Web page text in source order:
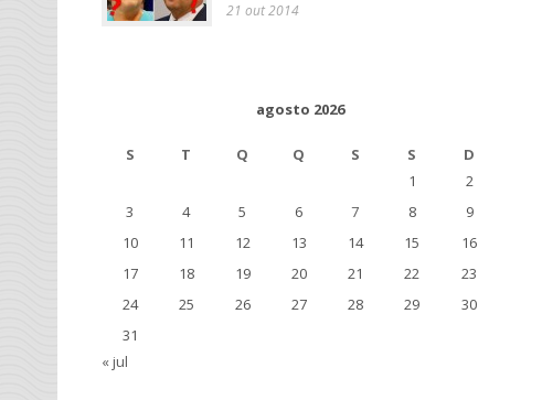
21 out 2014
agosto 2026
S T Q Q S S
D
1
2
3
4 5 6 7 8
9
10
11 12 13 14 15
16
17
18 19 20 21 22
23
24
25 26 27 28 29
30
31
« jul